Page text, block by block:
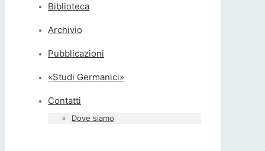
Biblioteca
Archivio
Pubblicazioni
«Studi Germanici»
Contatti
Dove siamo